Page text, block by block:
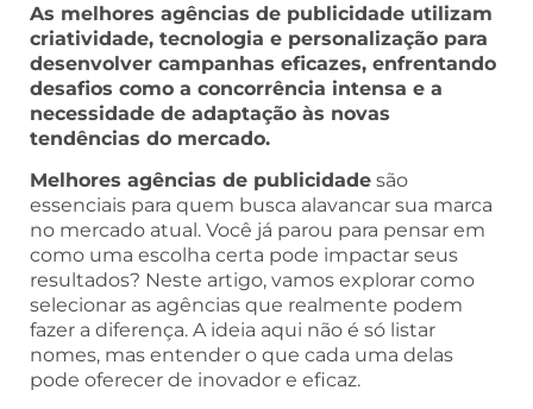
As melhores agências de publicidade utilizam
criatividade, tecnologia e personalização para
desenvolver campanhas eficazes, enfrentando
desafios como a concorrência intensa e a
necessidade de adaptação às novas
tendências do mercado.
Melhores agências de publicidade são
essenciais para quem busca alavancar sua marca
no mercado atual. Você já parou para pensar em
como uma escolha certa pode impactar seus
resultados? Neste artigo, vamos explorar como
selecionar as agências que realmente podem
fazer a diferença. A ideia aqui não é só listar
nomes, mas entender o que cada uma delas
pode oferecer de inovador e eficaz.